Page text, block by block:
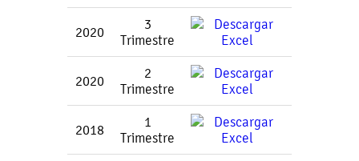
2020
3
Trimestre
2020
2
Trimestre
2018
1
Trimestre